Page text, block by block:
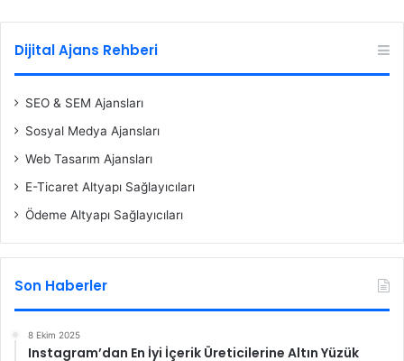
Dijital Ajans Rehberi
SEO & SEM Ajansları
Sosyal Medya Ajansları
Web Tasarım Ajansları
E-Ticaret Altyapı Sağlayıcıları
Ödeme Altyapı Sağlayıcıları
Son Haberler
8 Ekim 2025
Instagram’dan En İyi İçerik Üreticilerine Altın Yüzük